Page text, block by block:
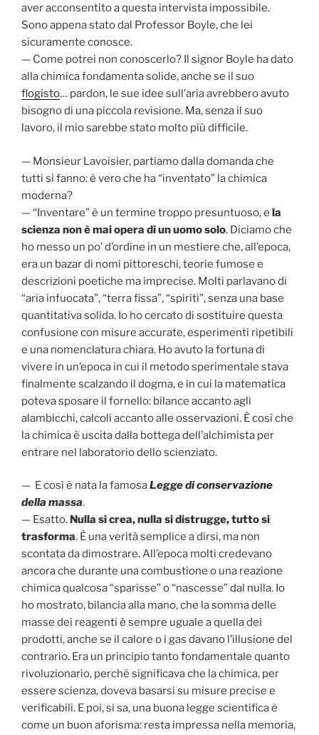
aver acconsentito a questa intervista impossibile.
Sono appena stato dal Professor Boyle, che lei
sicuramente conosce.
— Come potrei non conoscerlo? Il signor Boyle ha dato
alla chimica fondamenta solide, anche se il suo
flogisto… pardon, le sue idee sull’aria avrebbero avuto
bisogno di una piccola revisione. Ma, senza il suo
lavoro, il mio sarebbe stato molto più difficile.
— Monsieur Lavoisier, partiamo dalla domanda che
tutti si fanno: è vero che ha “inventato” la chimica
moderna?
— “Inventare” è un termine troppo presuntuoso, e la
scienza non è mai opera di un uomo solo. Diciamo che
ho messo un po’ d’ordine in un mestiere che, all’epoca,
era un bazar di nomi pittoreschi, teorie fumose e
descrizioni poetiche ma imprecise. Molti parlavano di
“aria infuocata”, “terra fissa”, “spiriti”, senza una base
quantitativa solida. Io ho cercato di sostituire questa
confusione con misure accurate, esperimenti ripetibili
e una nomenclatura chiara. Ho avuto la fortuna di
vivere in un’epoca in cui il metodo sperimentale stava
finalmente scalzando il dogma, e in cui la matematica
poteva sposare il fornello: bilance accanto agli
alambicchi, calcoli accanto alle osservazioni. È così che
la chimica è uscita dalla bottega dell’alchimista per
entrare nel laboratorio dello scienziato.
— E così è nata la famosaLegge di conservazione
della massa.
— Esatto. Nulla si crea, nulla si distrugge, tutto si
trasforma. È una verità semplice a dirsi, ma non
scontata da dimostrare. All’epoca molti credevano
ancora che durante una combustione o una reazione
chimica qualcosa “sparisse” o “nascesse” dal nulla. Io
ho mostrato, bilancia alla mano, che la somma delle
masse dei reagenti è sempre uguale a quella dei
prodotti, anche se il calore o i gas davano l’illusione del
contrario. Era un principio tanto fondamentale quanto
rivoluzionario, perché significava che la chimica, per
essere scienza, doveva basarsi su misure precise e
verificabili. E poi, si sa, una buona legge scientifica è
come un buon aforisma: resta impressa nella memoria,